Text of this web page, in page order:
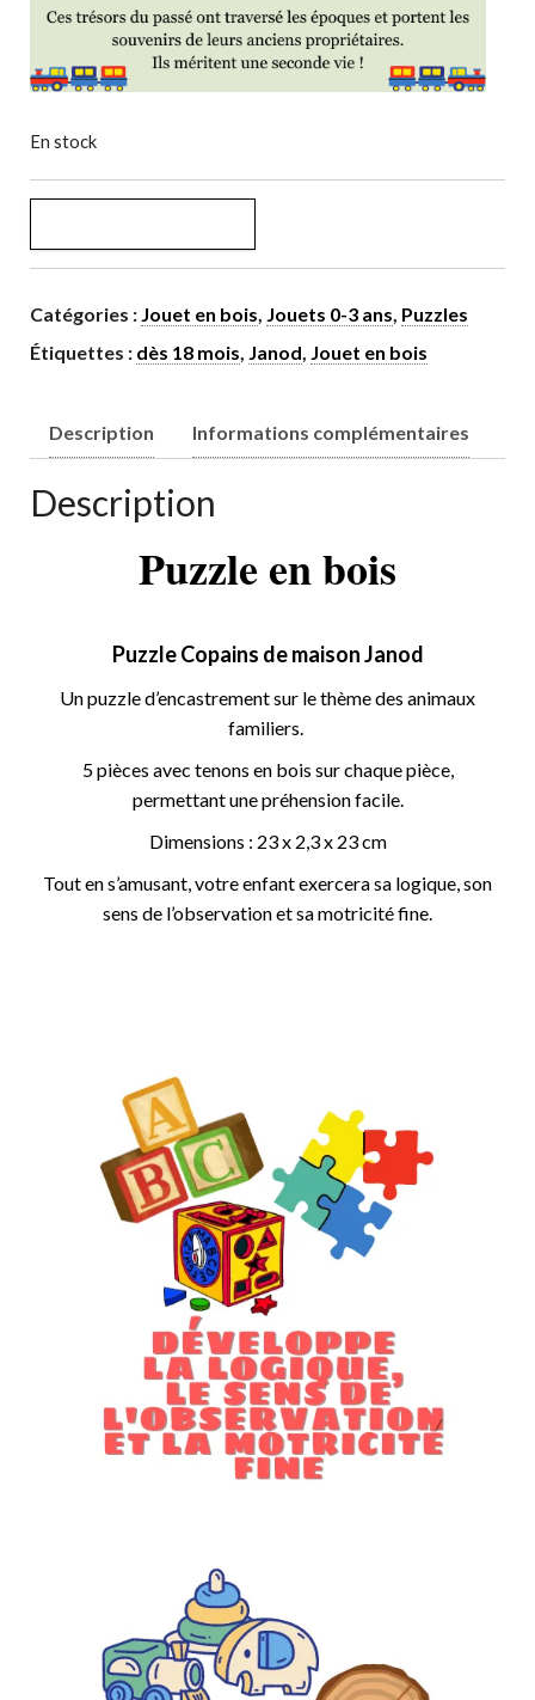
En stock
Catégories : Jouet en bois Jouets 0-3 ans Puzzles
Étiquettes : dès 18 mois Janod Jouet en bois
Description Informations complémentaires
Description
Puzzle en bois
Puzzle Copains de maison Janod
Un puzzle d’encastrement sur le thème des animaux
familiers.
5 pièces avec tenons en bois sur chaque pièce,
permettant une préhension facile.
Dimensions : 23 x 2,3 x 23 cm
Tout en s’amusant, votre enfant exercera sa logique, son
sens de l’observation et sa motricité fine.